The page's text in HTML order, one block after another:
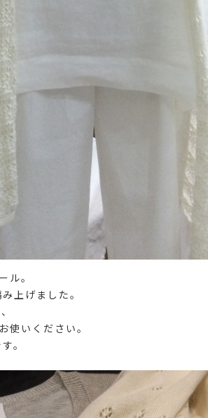
ル。
上げました。
使いください。
。